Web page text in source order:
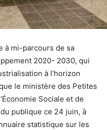
à mi-parcours de sa
2020- 2030, qui
à l’horizon
le ministère des Petites
Sociale et de
publique ce 24 juin, à
statistique sur les